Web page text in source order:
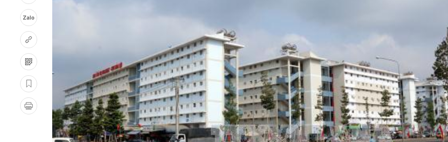
Zalo